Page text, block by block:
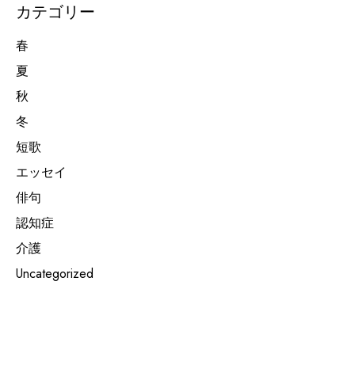
カテゴリー
春
夏
秋
冬
短歌
エッセイ
俳句
認知症
介護
Uncategorized